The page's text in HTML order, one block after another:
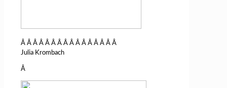
Â Â Â Â Â Â Â Â Â Â Â Â Â Â Â Â
Julia Krombach
Â